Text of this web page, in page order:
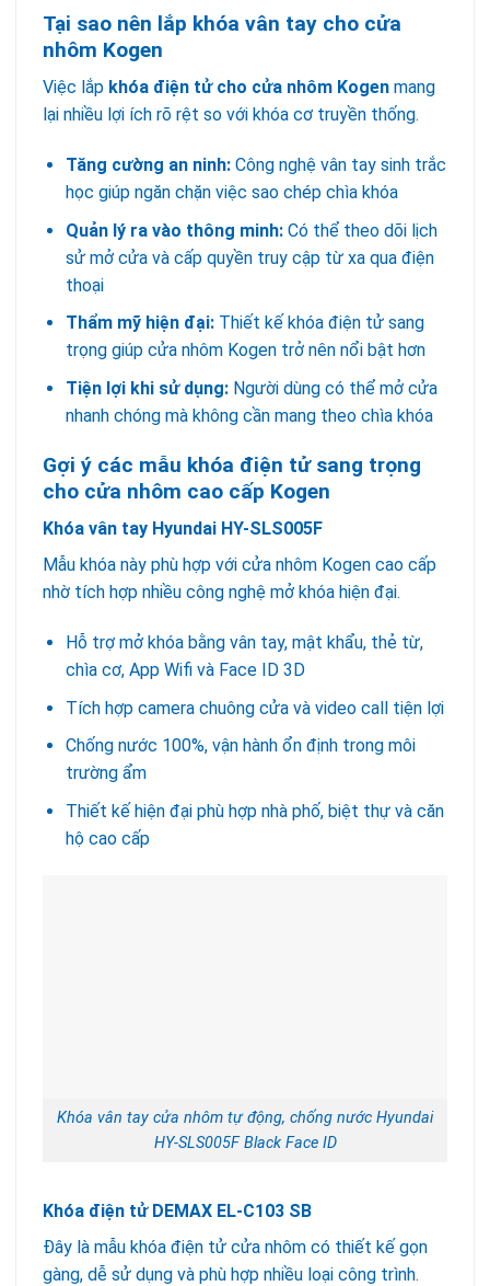
Tại sao nên lắp khóa vân tay cho cửa
nhôm Kogen
Việc lắp khóa điện tử cho cửa nhôm Kogen mang
lại nhiều lợi ích rõ rệt so với khóa cơ truyền thống.
Tăng cường an ninh:Công nghệ vân tay sinh trắc
học giúp ngăn chặn việc sao chép chìa khóa
Quản lý ra vào thông minh:Có thể theo dõi lịch
sử mở cửa và cấp quyền truy cập từ xa qua điện
thoại
Thẩm mỹ hiện đại:Thiết kế khóa điện tử sang
trọng giúp cửa nhôm Kogen trở nên nổi bật hơn
Tiện lợi khi sử dụng:Người dùng có thể mở cửa
nhanh chóng mà không cần mang theo chìa khóa
Gợi ý các mẫu khóa điện tử sang trọng
cho cửa nhôm cao cấp Kogen
Khóa vân tay Hyundai HY-SLS005F
Mẫu khóa này phù hợp với cửa nhôm Kogen cao cấp
nhờ tích hợp nhiều công nghệ mở khóa hiện đại.
Hỗ trợ mở khóa bằng vân tay, mật khẩu, thẻ từ,
chìa cơ, App Wifi và Face ID 3D
Tích hợp camera chuông cửa và video call tiện lợi
Chống nước 100%, vận hành ổn định trong môi
trường ẩm
Thiết kế hiện đại phù hợp nhà phố, biệt thự và căn
hộ cao cấp
Khóa vân tay cửa nhôm tự động, chống nước Hyundai
HY-SLS005F Black Face ID
Khóa điện tử DEMAX EL-C103 SB
Đây là mẫu khóa điện tử cửa nhôm có thiết kế gọn
gàng, dễ sử dụng và phù hợp nhiều loại công trình.